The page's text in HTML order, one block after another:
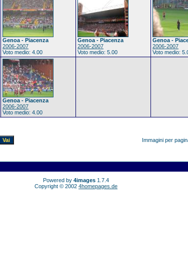
Genoa - Piacenza
2006-2007
Voto medio: 4.00
Genoa - Piacenza
2006-2007
Voto medio: 5.00
Genoa -
2006-2007
Voto medio:
Genoa - Piacenza
2006-2007
Voto medio: 4.00
Immagini per
Powered by 4images 1.7.4
Copyright © 2002 4homepages.de